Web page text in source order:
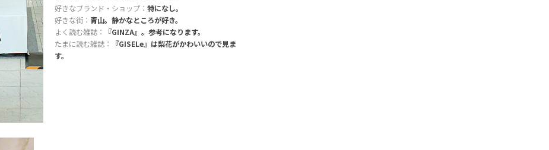
好きなブランド・ショップ： 特になし。
好きな街： 青山。静かなところが好き。
よく読む雑誌：
『GINZA』。参考になります。
たまに読む雑誌：
『GISELe』は梨花がかわいいので見ま
す。